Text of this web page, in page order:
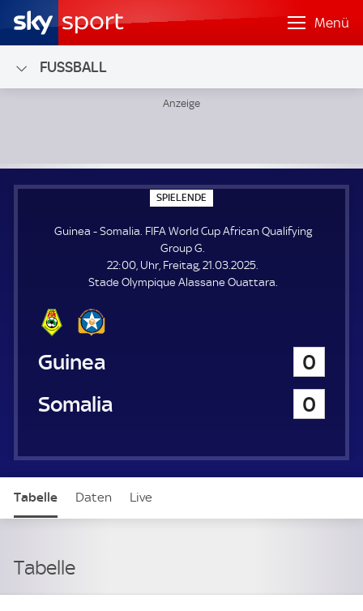
Menü
FUSSBALL
SPIELENDE
P
E
N
E
Guinea - Somalia. FIFA World Cup African Qualifying
Group G.
22:00, Uhr, Freitag, 21.03.2025.
Stade Olympique Alassane Ouattara.
Guinea
0
Somalia
0
Tabelle Daten Live
Tabelle